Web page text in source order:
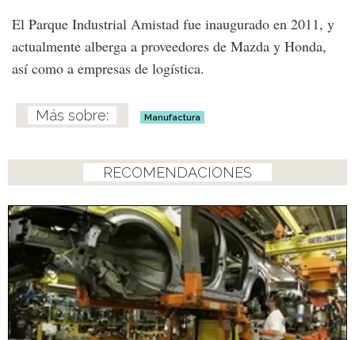
El Parque Industrial Amistad fue inaugurado en 2011, y
actualmente alberga a proveedores de Mazda y Honda,
así como a empresas de logística.
Manufactura
RECOMENDACIONES